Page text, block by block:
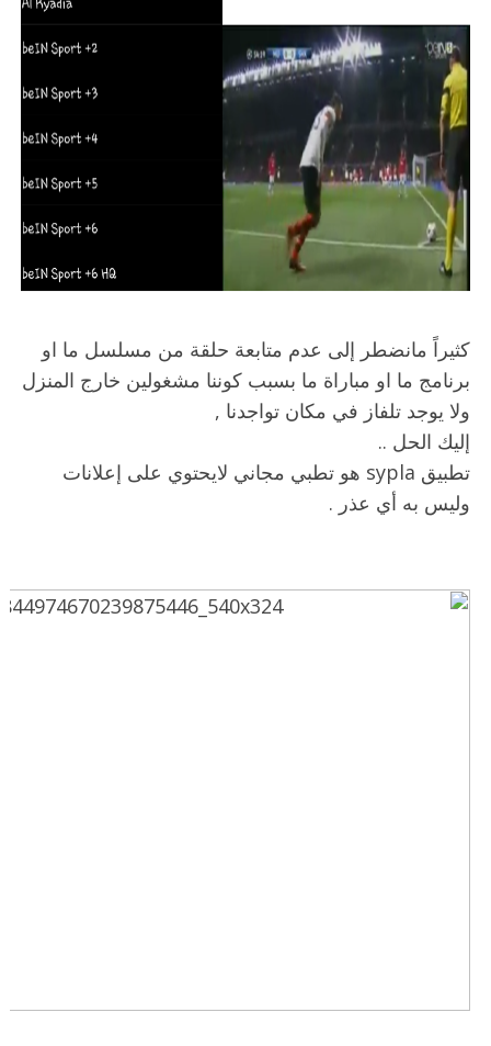
كثيراً مانضطر إلى عدم متابعة حلقة من مسلسل ما او
برنامج ما او مباراة ما بسبب كوننا مشغولين خارج المنزل
ولا يوجد تلفاز في مكان تواجدنا ,
إليك الحل ..
تطبيق sypla هو تطبي مجاني لايحتوي على إعلانات
وليس به أي عذر .